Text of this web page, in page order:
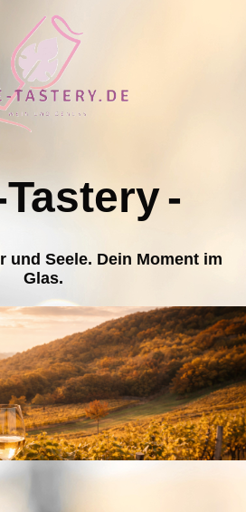
-
und Seele. Dein Moment im
Glas.